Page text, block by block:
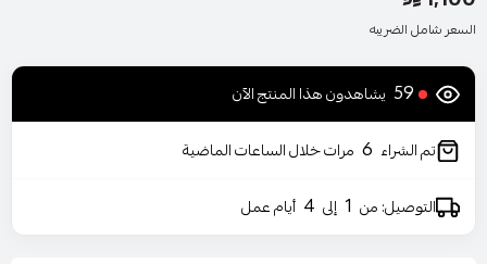
السعر شامل الضريبه
59 يشاهدون هذا المنتج الآن
تم الشراء 6 مرات خلال الساعات الماضية
التوصيل: من 1 إلى 4 أيام عمل